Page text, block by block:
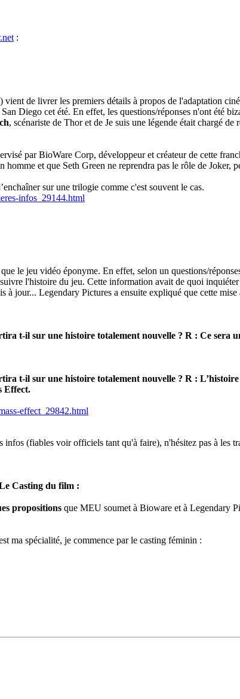
:
de livrer les premiers détails à propos de l'adaptation
Diego cet été. En effet, les questions/réponses n'ont été
, scénariste de Thor et de Je suis une légende était chargé de
par BioWare Corp, développeur et créateur de cette
et que Seth Green ne reprendra pas le rôle de Joker,
sur une trilogie comme c'est souvent le cas.
infos_29144.html
le jeu vidéo éponyme. En effet, selon un questions/
l'histoire du jeu. Cette information avait de quoi inquiéter
à jour... Legendary Pictures a ensuite expliqué que cette
t-il sur une histoire totalement nouvelle ? R : Ce sera
t-il sur une histoire totalement nouvelle ? R : L’histoire
Effect.
effect_29842.html
(fiables voir officiels tant qu'à faire), n'hésitez pas à les
Casting du film :
propositionsque MEU soumet à Bioware et à Legendary
ma spécialité, je commence par le casting féminin :